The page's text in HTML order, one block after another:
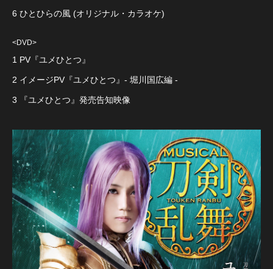
6 ひとひらの風 (オリジナル・カラオケ)
<DVD>
1 PV『ユメひとつ』
2 イメージPV『ユメひとつ』- 堀川国広編 -
3 『ユメひとつ』発売告知映像